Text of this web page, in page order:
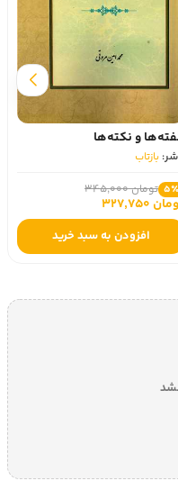
سروده ها و چکامه های حلاج
ناشر:بازتاب
تومان 551,000
افزودن به سبد خرید